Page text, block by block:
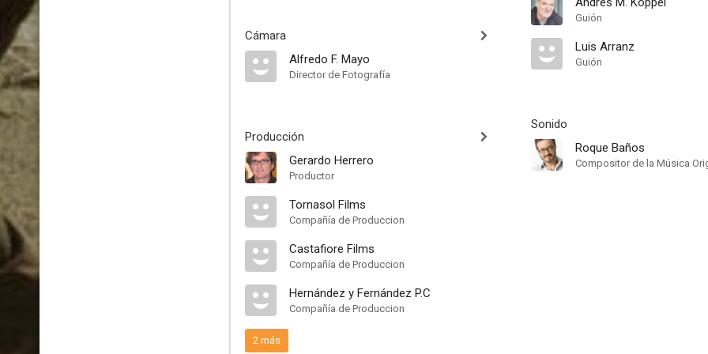
Cámara
Alfredo F. Mayo
Director de Fotografía
Producción
Gerardo Herrero
Productor
Tornasol Films
Compañía de Produccion
Castafiore Films
Compañía de Produccion
Hernández y Fernández P.C
Compañía de Produccion
2 más
Guión
Luis Arranz
Guión
Sonido
Roque Baños
Compositor de la Música